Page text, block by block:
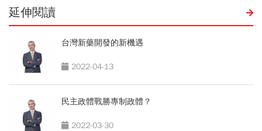
延伸閱讀
台灣新藥開發的新機遇
2022-04-13
民主政體戰勝專制政體？
2022-03-30